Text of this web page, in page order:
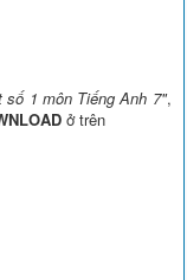
1 môn Tiếng Anh 7",
ở trên